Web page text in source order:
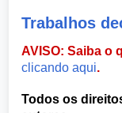
Trabalhos
AVISO: Saiba o
clicando aqui.
Todos os